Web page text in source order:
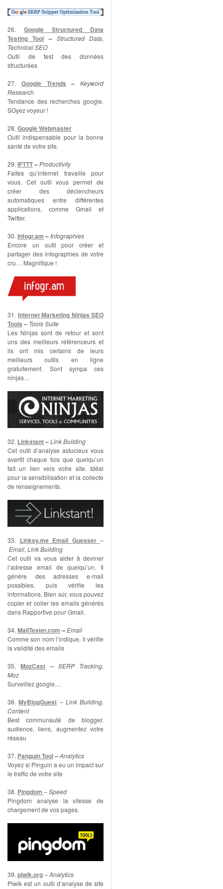
26. Google Structured Data
Testing Tool – Structured Data,
Technical SEO
Outil de test des données
structurées
27. Google Trends – Keyword
Research
Tendance des recherches google.
SOyez voyeur !
28. Google Webmaster
Outil indispensable pour la bonne
santé de votre site.
29. IFTTT–Productivity
Faites qu’internet travaille pour
vous. Cet outil vous permet de
créer des déclencheurs
automatiques entre différentes
applications, comme Gmail et
Twitter.
30. Infogr.am – Infographies
Encore un outil pour créer et
partager des infographies de votre
cru… Magnifique !
31. Internet Marketing Ninjas SEO
Tools – Tools Suite
Les Ninjas sont de retour et sont
uns des meilleurs référenceurs et
ils ont mis certains de leurs
meilleurs outils en ligne
gratuitement. Sont sympa ces
ninjas…
32. Linkstant–Link Building
Cet outil d’analyse astucieux vous
avertit chaque fois que quelqu’un
fait un lien vers votre site. Idéal
pour la sensibilisation et la collecte
de renseignements.
33. Linksy.me Email Guesser –
Email, Link Building
Cet outil va vous aider à deviner
l’adresse email de quelqu’un. Il
génère des adresses e-mail
possibles, puis vérifie les
informations. Bien sûr, vous pouvez
copier et coller les emails générés
dans Rapportive pour Gmail.
34. MailTester.com –Email
Comme son nom l’indique, il vérifie
la validité des emails
35.MozCast – SERP Tracking,
Moz
Surveillez google…
36.MyBlogGuest – Link Building,
Content
Best communauté de blogger.
audience, liens, augmentez votre
réseau
37. Panguin Tool–Analytics
Voyez si Pinguin a eu un impact sur
le traffic de votre site
38. Pingdom –Speed
Pingdom analyse la vitesse de
chargement de vos pages.
39.piwik.org–Analytics
Piwik est un outil d’analyse de site